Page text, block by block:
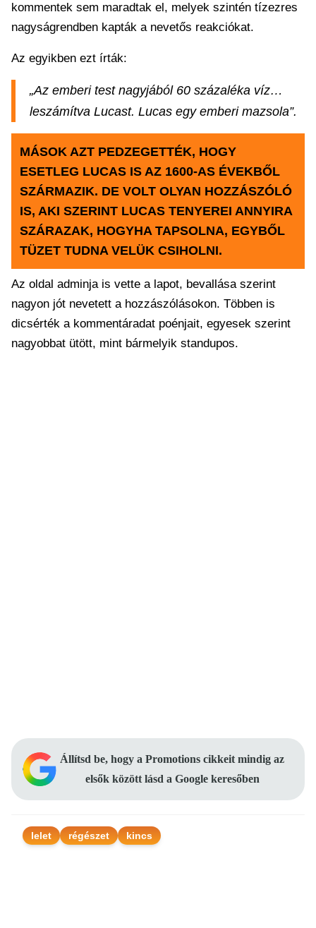
kommentek sem maradtak el, melyek szintén tízezres
nagyságrendben kapták a nevetős reakciókat.
Az egyikben ezt írták:
„Az emberi test nagyjából 60 százaléka víz…
leszámítva Lucast. Lucas egy emberi mazsola”.
MÁSOK AZT PEDZEGETTÉK, HOGY
ESETLEG LUCAS IS AZ 1600-AS ÉVEKBŐL
SZÁRMAZIK. DE VOLT OLYAN HOZZÁSZÓLÓ
IS, AKI SZERINT LUCAS TENYEREI ANNYIRA
SZÁRAZAK, HOGYHA TAPSOLNA, EGYBŐL
TÜZET TUDNA VELÜK CSIHOLNI.
Az oldal adminja is vette a lapot, bevallása szerint
nagyon jót nevetett a hozzászólásokon. Többen is
dicsérték a kommentáradat poénjait, egyesek szerint
nagyobbat ütött, mint bármelyik standupos.
Állítsd be, hogy a Promotions cikkeit mindig az
elsők között lásd a Google keresőben
lelet régészet kincs